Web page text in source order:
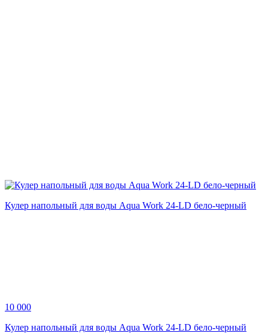
Кулер напольный для воды Aqua Work 24-LD бело-черный
10 000
Кулер напольный для воды Aqua Work 24-LD бело-черный